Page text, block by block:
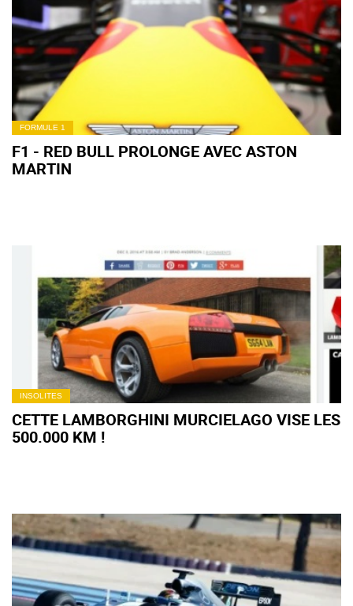
FORMULE 1
F1 - RED BULL PROLONGE AVEC ASTON
MARTIN
INSOLITES
CETTE LAMBORGHINI MURCIELAGO VISE LES
500.000 KM !